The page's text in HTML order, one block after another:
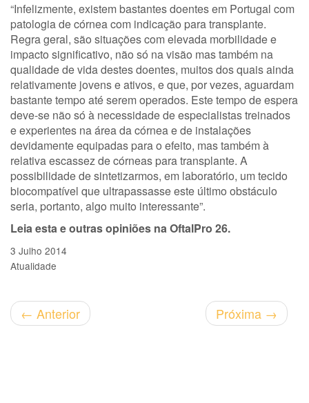
“Infelizmente, existem bastantes doentes em Portugal com
patologia de córnea com indicação para transplante.
Regra geral, são situações com elevada morbilidade e
impacto significativo, não só na visão mas também na
qualidade de vida destes doentes, muitos dos quais ainda
relativamente jovens e ativos, e que, por vezes, aguardam
bastante tempo até serem operados. Este tempo de espera
deve-se não só à necessidade de especialistas treinados
e experientes na área da córnea e de instalações
devidamente equipadas para o efeito, mas também à
relativa escassez de córneas para transplante. A
possibilidade de sintetizarmos, em laboratório, um tecido
biocompatível que ultrapassasse este último obstáculo
seria, portanto, algo muito interessante”.
Leia esta e outras opiniões na OftalPro 26.
3 Julho 2014
Atualidade
← Anterior Próxima →